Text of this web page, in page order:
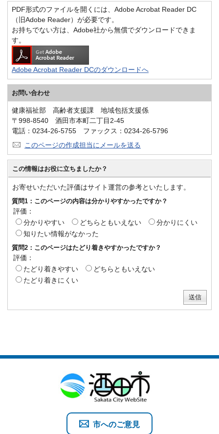
PDF形式のファイルを開くには、Adobe Acrobat Reader DC
（旧Adobe Reader）が必要です。
お持ちでない方は、Adobe社から無償でダウンロードできま
す。
Adobe Acrobat Reader DCのダウンロードへ
お問い合わせ
健康福祉部 高齢者支援課 地域包括支援係
〒998-8540 酒田市本町二丁目2-45
電話：0234-26-5755 ファックス：0234-26-5796
このページの作成担当にメールを送る
この情報はお役に立ちましたか？
お寄せいただいた評価はサイト運営の参考といたします。
質問1：このページの内容は分かりやすかったですか？
評価：
分かりやすい
どちらともいえない
分かりにくい
知りたい情報がなかった
質問2：このページはたどり着きやすかったですか？
評価：
たどり着きやすい
どちらともいえない
たどり着きにくい
市へのご意見